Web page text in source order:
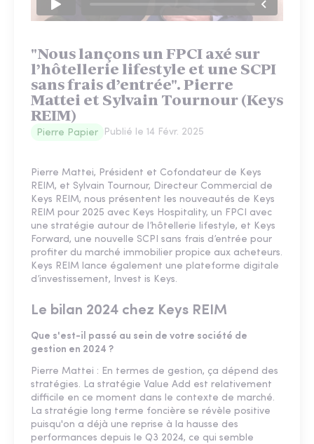
"Nous lançons un FPCI axé sur
l’hôtellerie lifestyle et une SCPI
sans frais d’entrée". Pierre
Mattei et Sylvain Tournour (Keys
REIM)
Pierre Papier Publié le 14 Févr. 2025
Pierre Mattei, Président et Cofondateur de Keys
REIM, et Sylvain Tournour, Directeur Commercial de
Keys REIM, nous présentent les nouveautés de Keys
REIM pour 2025 avec Keys Hospitality, un FPCI avec
une stratégie autour de l’hôtellerie lifestyle, et Keys
Forward, une nouvelle SCPI sans frais d’entrée pour
profiter du marché immobilier propice aux acheteurs.
Keys REIM lance également une plateforme digitale
d’investissement, Invest is Keys.
Le bilan 2024 chez Keys REIM
Que s'est-il passé au sein de votre société de
gestion en 2024 ?
Pierre Mattei : En termes de gestion, ça dépend des
stratégies. La stratégie Value Add est relativement
difficile en ce moment dans le contexte de marché.
La stratégie long terme foncière se révèle positive
puisqu'on a déjà une reprise à la hausse des
performances depuis le Q3 2024, ce qui semble